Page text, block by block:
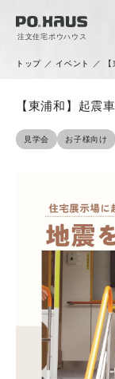
注文住宅ポウハウス
トップ ／ イベント ／
【東浦和】起震
見学会 お子様向け